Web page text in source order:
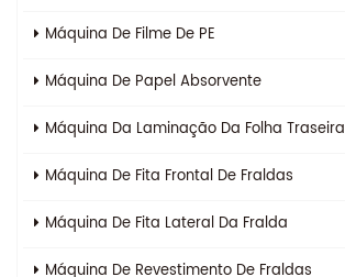
Máquina De Filme De PE
Máquina De Papel Absorvente
Máquina Da Laminação Da Folha Traseira
Máquina De Fita Frontal De Fraldas
Máquina De Fita Lateral Da Fralda
Máquina De Revestimento De Fraldas